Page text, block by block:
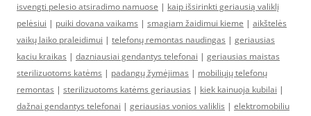
isvengti pelesio atsiradimo namuose | kaip išsirinkti geriausią valiklį
pelėsiui | puiki dovana vaikams | smagiam žaidimui kieme | aikštelės
vaikų laiko praleidimui | telefonų remontas naudingas | geriausias
kaciu kraikas | dazniausiai gendantys telefonai | geriausias maistas
sterilizuotoms katėms | padangų žymėjimas | mobiliųjų telefonų
remontas | sterilizuotoms katėms geriausias | kiek kainuoja kubilai |
dažnai gendantys telefonai | geriausias vonios valiklis | elektromobiliu